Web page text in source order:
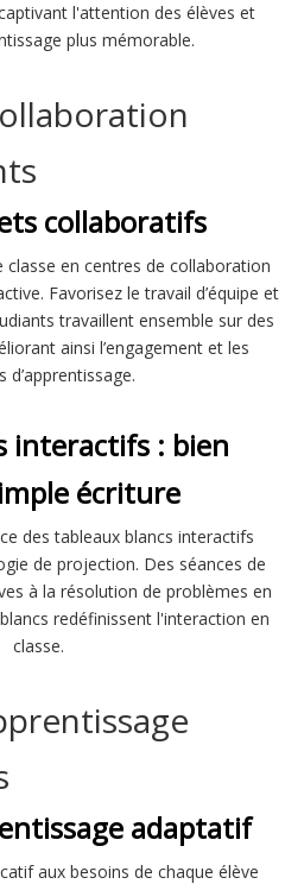
l'attention des élèves et
plus mémorable.
collaboratifs
classe en centres de collaboration
Favorisez le travail d’équipe et
travaillent ensemble sur des
ainsi l’engagement et les
d’apprentissage.
interactifs : bien
écriture
des tableaux blancs interactifs
de projection. Des séances de
à la résolution de problèmes en
redéfinissent l'interaction en
classe.
adaptatif
aux besoins de chaque élève